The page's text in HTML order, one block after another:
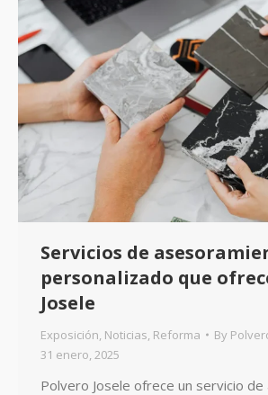
Servicios de
personalizado que
Josele
Exposición Noticias Reforma By
31 enero, 2025
Polvero Josele ofrece un servicio